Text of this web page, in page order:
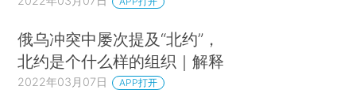
俄乌冲突中屡次提及“北约”，
北约是个什么样的组织｜解释
2022年03月07日 APP打开